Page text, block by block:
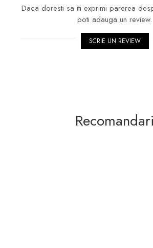
Daca doresti sa iti exprimi parerea
poti adauga un review.
SCRIE UN REVIEW
Recomandari